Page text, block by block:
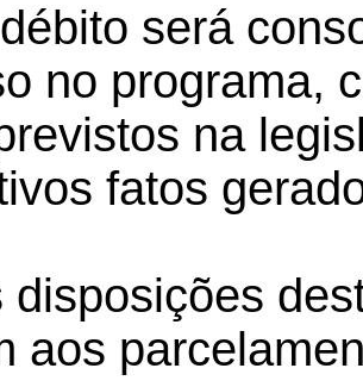
será
no programa,
na
fatos
disposições
aos